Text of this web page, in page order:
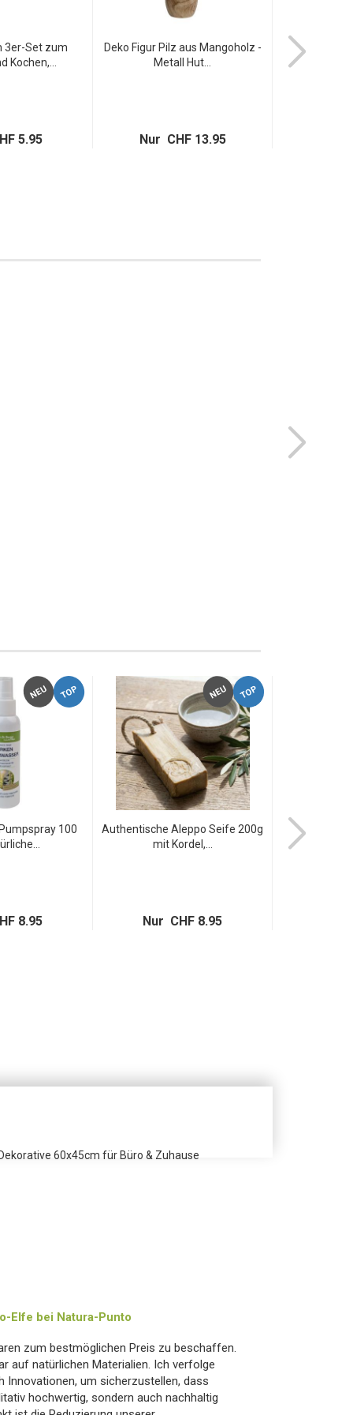
3er-Set zum
Kochen,...
5.95
Deko Figur Pilz aus Mangoholz -
Metall Hut...
Nur CHF 13.95
Olivenholz
Form -
NEU TOP
100
8.95
NEU TOP
Authentische Aleppo Seife 200g
mit Kordel,...
Nur CHF 8.95
60x45cm für Büro & Zuhause
Elfe bei Natura-Punto
zum bestmöglichen Preis zu beschaffen.
auf natürlichen Materialien. Ich verfolge
Innovationen, um sicherzustellen, dass
hochwertig, sondern auch nachhaltig